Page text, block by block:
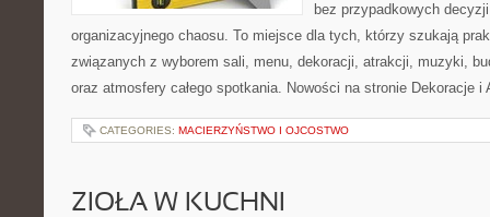
bez przypadkowych
organizacyjnego chaosu. To miejsce dla tych, którzy szukają
związanych z wyborem sali, menu, dekoracji, atrakcji, muzyki,
oraz atmosfery całego spotkania. Nowości na stronie Dekoracje
CATEGORIES: MACIERZYŃSTWO I OJCOSTWO
ZIOŁA W KUCHNI